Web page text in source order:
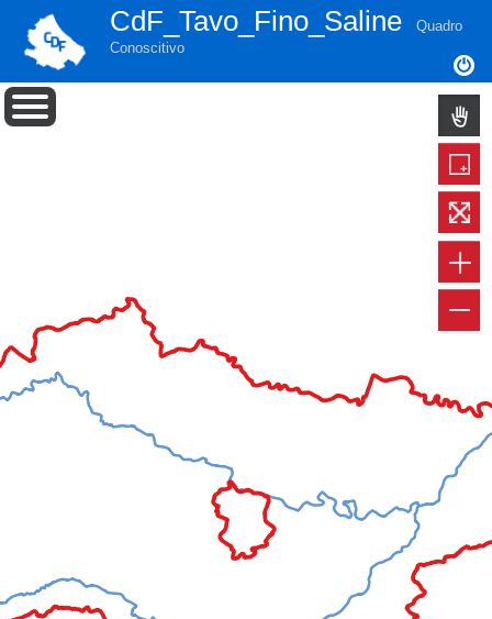
CdF_Tavo_Fino_Saline
Quadro
Conoscitivo